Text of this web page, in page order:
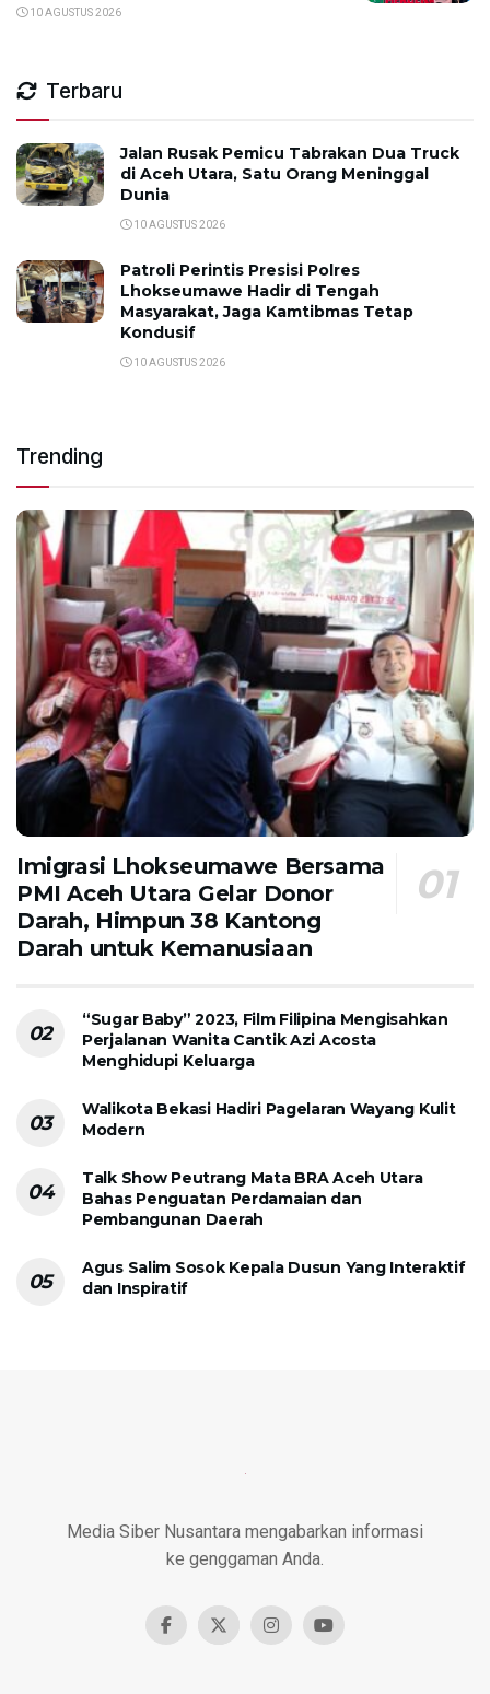
10 AGUSTUS 2026
Terbaru
Jalan Rusak Pemicu Tabrakan Dua Truck
di Aceh Utara, Satu Orang Meninggal
Dunia
10 AGUSTUS 2026
Patroli Perintis Presisi Polres
Lhokseumawe Hadir di Tengah
Masyarakat, Jaga Kamtibmas Tetap
Kondusif
10 AGUSTUS 2026
Trending
Imigrasi Lhokseumawe Bersama
PMI Aceh Utara Gelar Donor
Darah, Himpun 38 Kantong
Darah untuk Kemanusiaan
“Sugar Baby” 2023, Film Filipina Mengisahkan
Perjalanan Wanita Cantik Azi Acosta
Menghidupi Keluarga
Walikota Bekasi Hadiri Pagelaran Wayang Kulit
Modern
Talk Show Peutrang Mata BRA Aceh Utara
Bahas Penguatan Perdamaian dan
Pembangunan Daerah
Agus Salim Sosok Kepala Dusun Yang Interaktif
dan Inspiratif
Media Siber Nusantara mengabarkan informasi
ke genggaman Anda.